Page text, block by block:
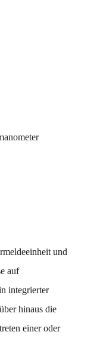
und
auf
integrierter
hinaus die
einer oder